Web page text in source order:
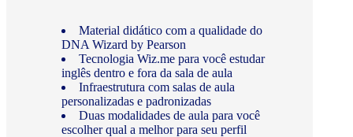
Material didático com a qualidade do
DNA Wizard by Pearson
Tecnologia Wiz.me para você estudar
inglês dentro e fora da sala de aula
Infraestrutura com salas de aula
personalizadas e padronizadas
Duas modalidades de aula para você
escolher qual a melhor para seu perfil